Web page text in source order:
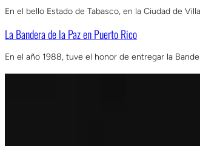
En el bello Estado de Tabasco, en la Ciudad de
La Bandera de la Paz en Puerto Rico
En el año 1988, tuve el honor de entregar la